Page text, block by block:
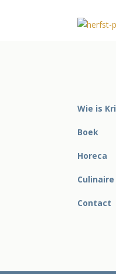
Wie is
Boek
Horeca
Contact